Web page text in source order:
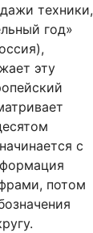
техники,
год»
эту
с
потом